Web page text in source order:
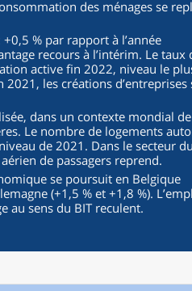
des ménages se
% par rapport à l’année
recours à l’intérim. Le taux
active fin 2022, niveau le
les créations d’entreprises
dans un contexte mondial de
Le nombre de logements
de 2021. Dans le secteur du
de passagers reprend.
se poursuit en Belgique
(+1,5 % et +1,8 %).
au sens du BIT reculent.